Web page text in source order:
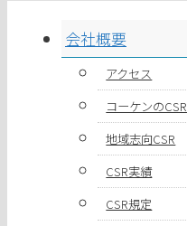
会社概要
アクセス
コーケンのCSR
地域志向CSR
CSR実績
CSR規定